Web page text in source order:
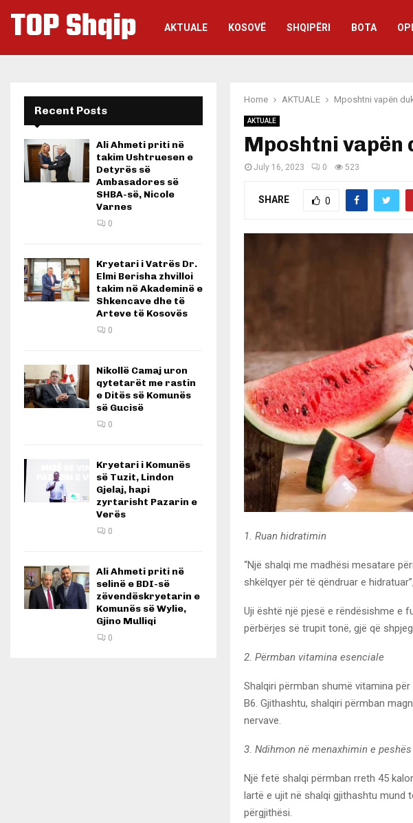
TOP Shqip AKTUALE KOSOVË SHQIPËRI BOTA
Home AKTUALE Mposhtni vapën
AKTUALE
Mposhtni vapën
July 16, 2023 0 523
SHARE 0
1. Ruan hidratimin
“Një shalqi me madhësi mesatare
shkëlqyer për të qëndruar e
Uji është një pjesë e rëndësishme e
përbërjes së trupit tonë, gjë që
2. Përmban vitamina esenciale
Shalqiri përmban shumë vitamina
B6. Gjithashtu, shalqiri përmban
nervave.
3. Ndihmon në menaxhimin e peshës
Një fetë shalqi përmban rreth 45
lartë e ujit në shalqi gjithashtu mund
përgjithësi.
Recent Posts
Ali Ahmeti priti në
takim Ushtruesen e
Detyrës së
Ambasadores së
SHBA-së, Nicole
Varnes
0
Kryetari i Vatrës Dr.
Elmi Berisha zhvilloi
takim në Akademinë e
Shkencave dhe të
Arteve të Kosovës
0
Nikollë Camaj uron
qytetarët me rastin
e Ditës së Komunës
së Gucisë
0
Kryetari i Komunës
së Tuzit, Lindon
Gjelaj, hapi
zyrtarisht Pazarin e
Verës
0
Ali Ahmeti priti në
selinë e BDI-së
zëvendëskryetarin e
Komunës së Wylie,
Gjino Mulliqi
0